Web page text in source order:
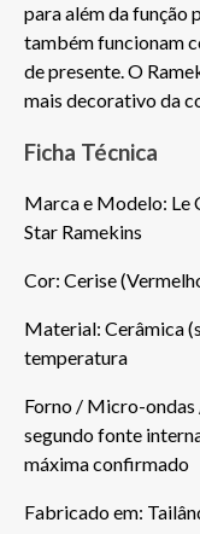
para além da função
também funcionam
de presente. O
mais decorativo da
Ficha Técnica
Marca e Modelo: Le
Star Ramekins
Cor: Cerise
Material: Cerâmica
temperatura
Forno / Micro-ondas
segundo fonte
máxima confirmado
Fabricado em: